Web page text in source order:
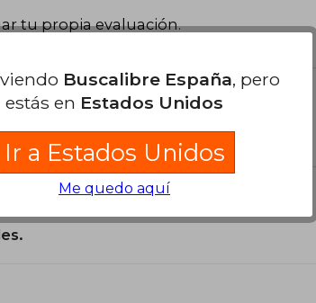
tu propia evaluación.
Buscalibre España, pero
estás en Estados Unidos
Ir a Estados Unidos
Me quedo aquí